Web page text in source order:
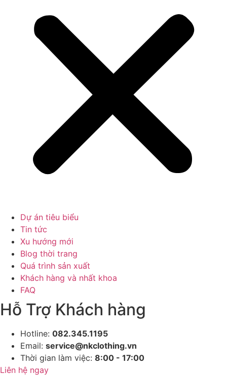
Dự án tiêu biểu
Tin tức
Xu hướng mới
Blog thời trang
Quá trình sản xuất
Khách hàng và nhất khoa
FAQ
Hỗ Trợ Khách hàng
Hotline: 082.345.1195
Email: service@nkclothing.vn
Thời gian làm việc: 8:00 - 17:00
Liên hệ ngay